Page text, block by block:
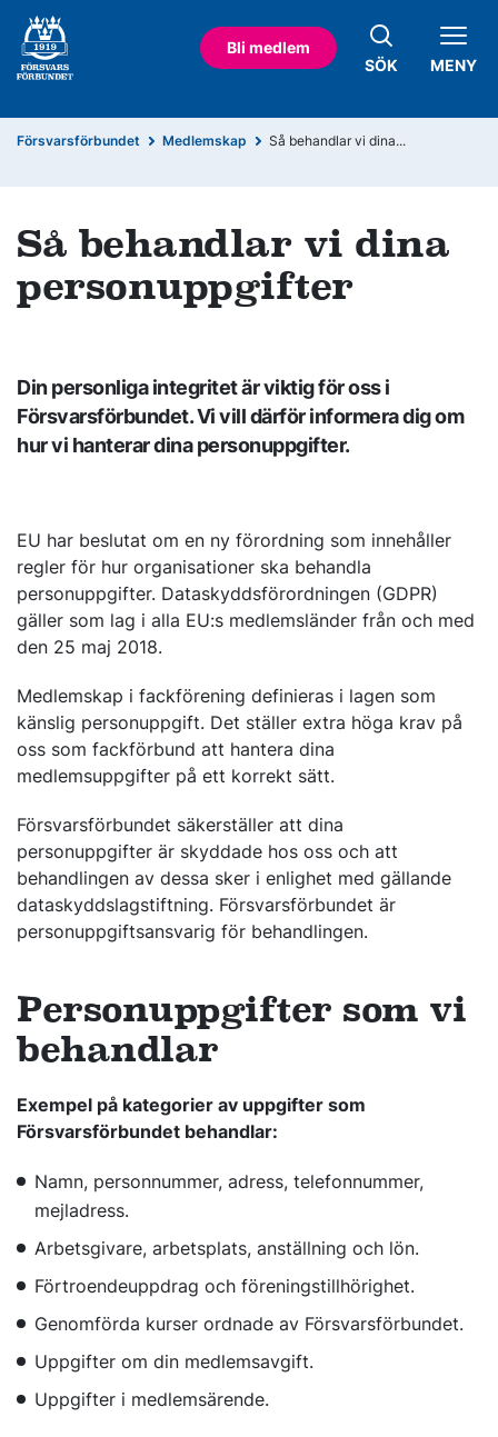
Bli medlem
SÖK
MENY
Försvarsförbundet Medlemskap Så behandlar vi dina...
Så behandlar vi dina
personuppgifter
Din personliga integritet är viktig för oss i
Försvarsförbundet. Vi vill därför informera dig om
hur vi hanterar dina personuppgifter.
EU har beslutat om en ny förordning som innehåller
regler för hur organisationer ska behandla
personuppgifter. Dataskyddsförordningen (GDPR)
gäller som lag i alla EU:s medlemsländer från och med
den 25 maj 2018.
Medlemskap i fackförening definieras i lagen som
känslig personuppgift. Det ställer extra höga krav på
oss som fackförbund att hantera dina
medlemsuppgifter på ett korrekt sätt.
Försvarsförbundet säkerställer att dina
personuppgifter är skyddade hos oss och att
behandlingen av dessa sker i enlighet med gällande
dataskyddslagstiftning. Försvarsförbundet är
personuppgiftsansvarig för behandlingen.
Personuppgifter som vi
behandlar
Exempel på kategorier av uppgifter som
Försvarsförbundet behandlar:
Namn, personnummer, adress, telefonnummer,
mejladress.
Arbetsgivare, arbetsplats, anställning och lön.
Förtroendeuppdrag och föreningstillhörighet.
Genomförda kurser ordnade av Försvarsförbundet.
Uppgifter om din medlemsavgift.
Uppgifter i medlemsärende.